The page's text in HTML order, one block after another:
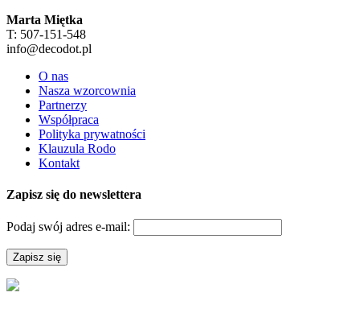
Marta Miętka
T: 507-151-548
info@decodot.pl
O nas
Nasza wzorcownia
Partnerzy
Współpraca
Polityka prywatności
Klauzula Rodo
Kontakt
Zapisz się do newslettera
Podaj swój adres e-mail: